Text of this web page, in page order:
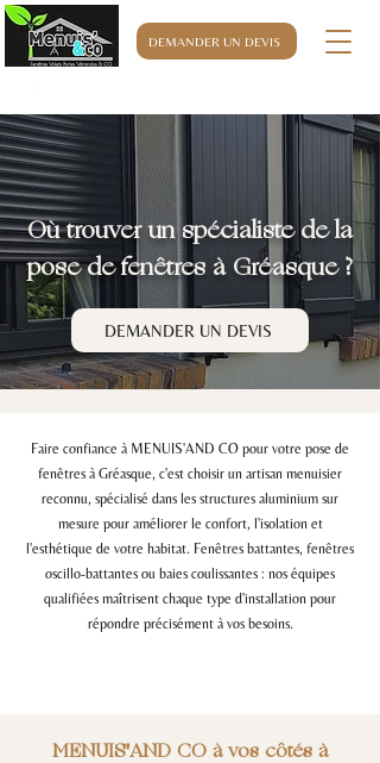
DEMANDER UN DEVIS
Où trouver un spécialiste de la
pose de fenêtres à Gréasque ?
DEMANDER UN DEVIS
Faire confiance à MENUIS'AND CO pour votre pose de
fenêtres à Gréasque, c'est choisir un artisan menuisier
reconnu, spécialisé dans les structures aluminium sur
mesure pour améliorer le confort, l'isolation et
l'esthétique de votre habitat. Fenêtres battantes, fenêtres
oscillo-battantes ou baies coulissantes : nos équipes
qualifiées maîtrisent chaque type d'installation pour
répondre précisément à vos besoins.
MENUIS'AND CO à vos côtés à